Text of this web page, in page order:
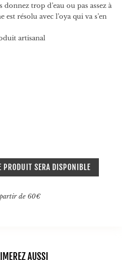
donnez trop d’eau ou pas assez à
est résolu avec l’oya qui va s’en
artisanal
PRODUIT SERA DISPONIBLE
de 60€
AUSSI